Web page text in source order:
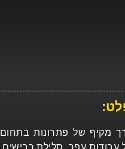
מקיף של פתרונות בתחום